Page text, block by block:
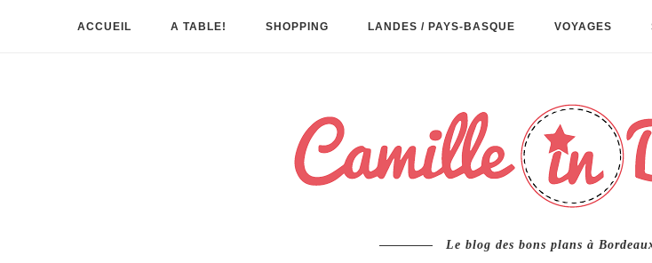
ACCUEIL A TABLE! SHOPPING LANDES / PAYS-BASQUE VOYAGES
Le blog des bons plans à